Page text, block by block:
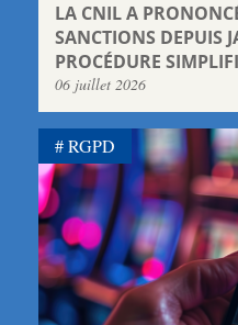
LA CNIL A
SANCTIONS DEPUIS
PROCÉDURE
06 juillet 2026
RGPD